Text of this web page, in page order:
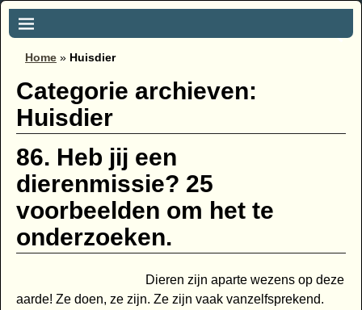
Home » Huisdier
Categorie archieven:
Huisdier
86. Heb jij een
dierenmissie? 25
voorbeelden om het te
onderzoeken.
Dieren zijn aparte wezens op deze
aarde! Ze doen, ze zijn. Ze zijn vaak vanzelfsprekend.